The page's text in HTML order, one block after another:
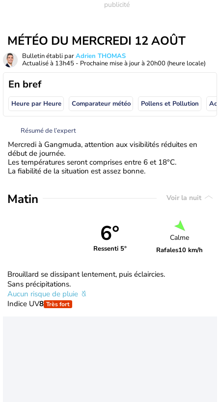
MÉTÉO DU MERCREDI 12 AOÛT
Bulletin établi parAdrien THOMAS
Actualisé à 13h45 - Prochaine mise à jour à 20h00 (heure locale)
En bref
Heure par Heure Comparateur météo Pollens et Pollution
Résumé de l’expert
Mercredi à Gangmuda, attention aux visibilités réduites en
début de journée.
Les températures seront comprises entre 6 et 18°C.
La fiabilité de la situation est assez bonne.
Matin Voir la nuit
6°
Ressenti 5°
Calme
Rafales10 km/h
Brouillard se dissipant lentement, puis éclaircies.
Sans précipitations.
Aucun risque de pluie
Indice UV8 Très fort